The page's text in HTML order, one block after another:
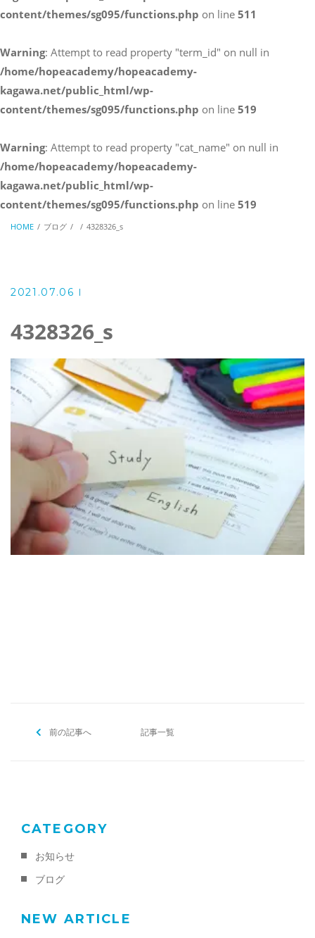
Webからのお問い合わせ
CONTACT
content/themes/sg095/functions.php on line 511
Warning: Attempt to read property "term_id" on null in
/home/hopeacademy/hopeacademy-
kagawa.net/public_html/wp-
content/themes/sg095/functions.php on line 519
Warning: Attempt to read property "cat_name" on null in
/home/hopeacademy/hopeacademy-
kagawa.net/public_html/wp-
content/themes/sg095/functions.php on line 519
HOME ブログ 4328326_s
2021.07.06
4328326_s
前の記事へ 記事一覧
CATEGORY
お知らせ
ブログ
NEW ARTICLE